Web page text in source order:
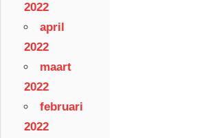
2022
april
2022
maart
2022
februari
2022